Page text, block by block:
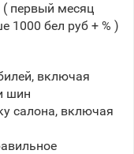
( первый месяц
1000 бел руб + % )
включая
шин
салона, включая